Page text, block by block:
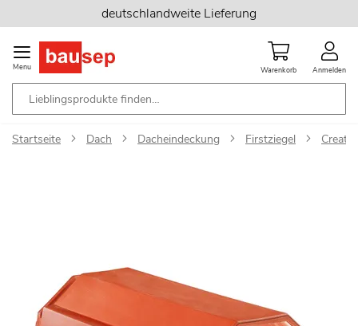
Inhalt
springen
deutschlandweite Lieferung
Menu Warenkorb Anmelden
Startseite Dach Dacheindeckung Firstziegel